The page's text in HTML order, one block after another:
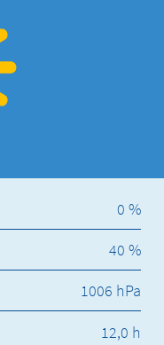
0 %
40 %
1006 hPa
12,0 h